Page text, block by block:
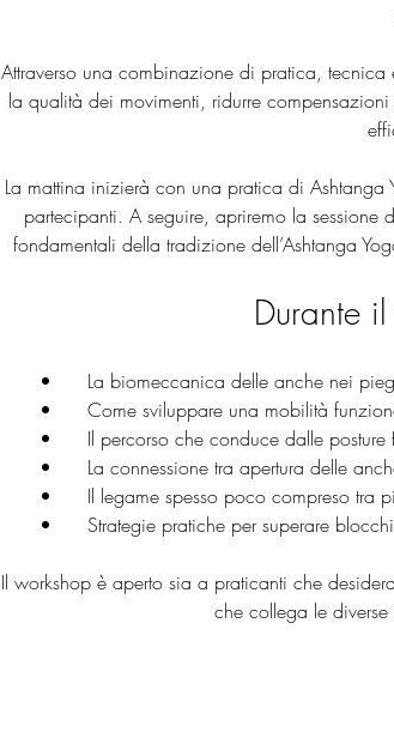
Attraverso una combinazione di pratica,
la qualità dei movimenti, ridurre
La mattina inizierà con una pratica di
partecipanti. A seguire, apriremo la
fondamentali della tradizione dell’Ashtanga
Durante
•	La biomeccanica delle anche nei
•	Come sviluppare una mobilità
•	Il percorso che conduce dalle
•	La connessione tra apertura delle
•	Il legame spesso poco compreso tra
•	Strategie pratiche per superare
Il workshop è aperto sia a praticanti che
che collega le diverse